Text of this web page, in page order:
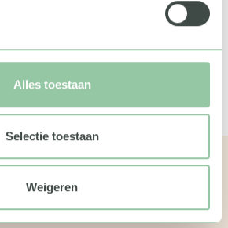
Alles toestaan
Selectie toestaan
Weigeren
de
Verzenden